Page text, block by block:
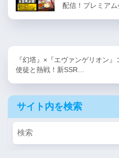
配信！プレミアム
『幻塔』×『エヴァンゲリオン』
使徒と熱戦！新SSR…
サイト内を検索